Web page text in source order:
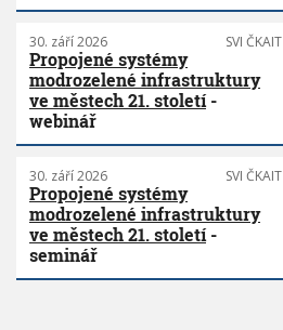
30. září 2026 SVI ČKAIT
Propojené systémy
modrozelené infrastruktury
ve městech 21. století-
webinář
30. září 2026 SVI ČKAIT
Propojené systémy
modrozelené infrastruktury
ve městech 21. století-
seminář